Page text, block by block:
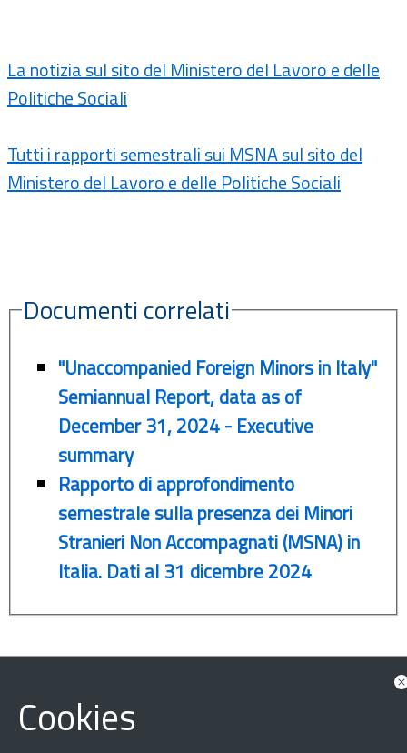
La notizia sul sito del Ministero del Lavoro e delle
Politiche Sociali
Tutti i rapporti semestrali sui MSNA sul sito del
Ministero del Lavoro e delle Politiche Sociali
Documenti correlati
"Unaccompanied Foreign Minors in Italy"
Semiannual Report, data as of
December 31, 2024 - Executive
summary
Rapporto di approfondimento
semestrale sulla presenza dei Minori
Stranieri Non Accompagnati (MSNA) in
Italia. Dati al 31 dicembre 2024
Cookies